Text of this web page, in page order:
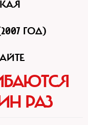
ГОД)
РАЗ